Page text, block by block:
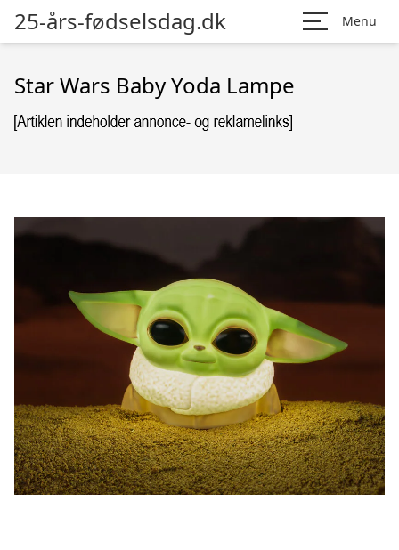
25-års-fødselsdag.dk Menu
Star Wars Baby Yoda Lampe